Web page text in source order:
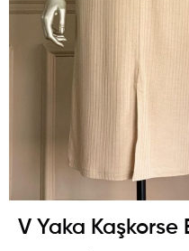
V Yaka Kaşkorse